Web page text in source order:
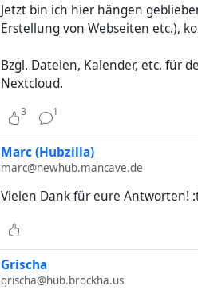
Jetzt bin ich hier hängen
Erstellung von Webseiten etc.),
Bzgl. Dateien, Kalender, etc. für
Nextcloud.
3 1
Marc (Hubzilla)
marc@newhub.mancave.de
Vielen Dank für eure Antworten!
Grischa
grischa@hub.brockha.us